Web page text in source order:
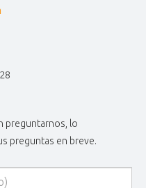
preguntarnos, lo
preguntas en breve.